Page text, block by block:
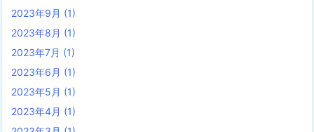
2023年9月 (1)
2023年8月 (1)
2023年7月 (1)
2023年6月 (1)
2023年5月 (1)
2023年4月 (1)